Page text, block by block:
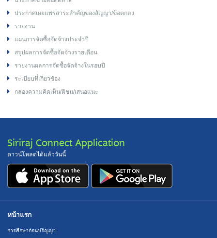
ประกาศเผยแพร่สาระสำคัญของสัญญา/ข้อตกลง
รายงาน
แผนการจัดซื้อจัดจ้างประจำปี
สรุปผลการจัดซื้อจัดจ้างรายเดือน
รายงานผลการจัดซื้อจัดจ้างในรอบปี
ระเบียบที่เกี่ยวข้อง
กล่องความคิดเห็น/ติชม/เสนอแนะ
Siriraj Connect Application
ดาวน์โหลดได้แล้ววันนี้
หน้าแรก
การศึกษาก่อนปริญญา